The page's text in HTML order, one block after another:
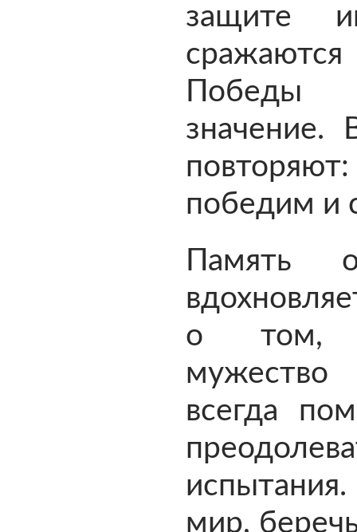
защите
Победы
победим и
Память
о том,
всегда
мир,